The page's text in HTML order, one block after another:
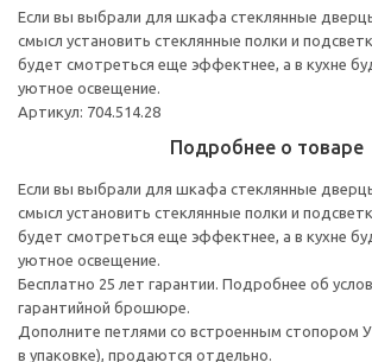
Если вы выбрали для шкафа стеклянные
смысл установить стеклянные полки и
будет смотреться еще эффектнее, а в кухне
уютное освещение.
Артикул: 704.514.28
Подробнее о товаре
Если вы выбрали для шкафа стеклянные
смысл установить стеклянные полки и
будет смотреться еще эффектнее, а в кухне
уютное освещение.
Бесплатно 25 лет гарантии. Подробнее об
гарантийной брошюре.
Дополните петлями со встроенным стопором
в упаковке), продаются отдельно.